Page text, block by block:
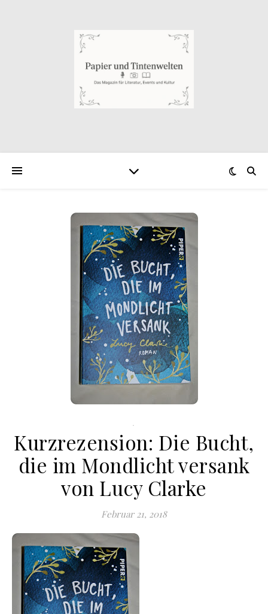
.
Kurzrezension: Die Bucht,
die im Mondlicht versank
von Lucy Clarke
Februar 21, 2018